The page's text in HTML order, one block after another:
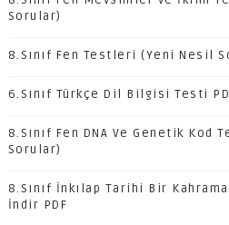
Sorular)
8.Sınıf Fen Testleri (Yeni Nesil
6.Sınıf Türkçe Dil Bilgisi Testi
8.Sınıf Fen DNA Ve Genetik Kod
Sorular)
8.Sınıf İnkılap Tarihi Bir
İndir PDF